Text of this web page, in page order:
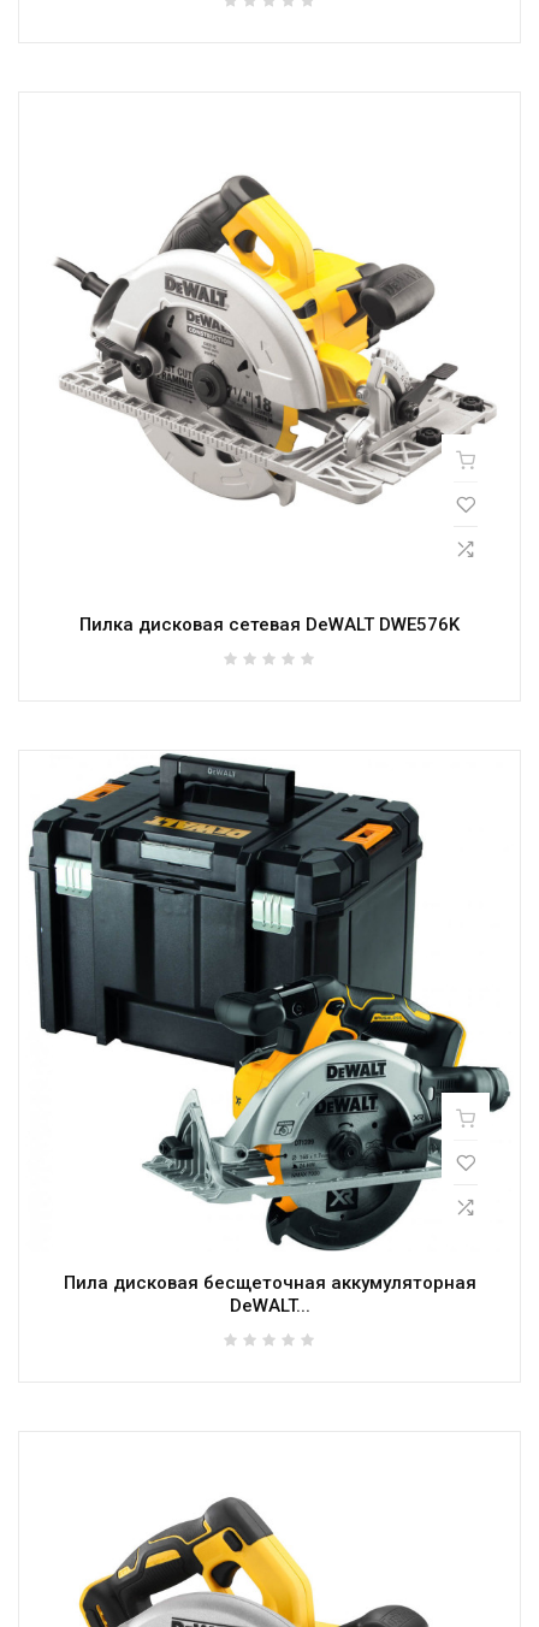
Пилка дисковая сетевая DeWALT DWE576K
Пила дисковая бесщеточная аккумуляторная
DeWALT...